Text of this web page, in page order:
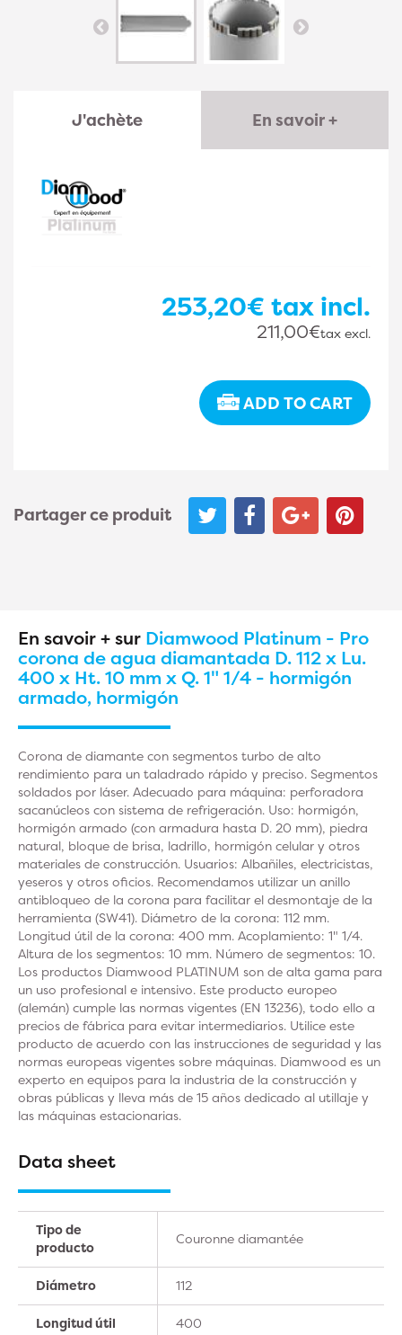
J'achète En savoir +
253,20€ tax incl.
211,00€tax excl.
ADD TO CART
Partager ce produit
En savoir + sur Diamwood Platinum - Pro
corona de agua diamantada D. 112 x Lu.
400 x Ht. 10 mm x Q. 1" 1/4 - hormigón
armado, hormigón
Corona de diamante con segmentos turbo de alto
rendimiento para un taladrado rápido y preciso. Segmentos
soldados por láser. Adecuado para máquina: perforadora
sacanúcleos con sistema de refrigeración. Uso: hormigón,
hormigón armado (con armadura hasta D. 20 mm), piedra
natural, bloque de brisa, ladrillo, hormigón celular y otros
materiales de construcción. Usuarios: Albañiles, electricistas,
yeseros y otros oficios. Recomendamos utilizar un anillo
antibloqueo de la corona para facilitar el desmontaje de la
herramienta (SW41). Diámetro de la corona: 112 mm.
Longitud útil de la corona: 400 mm. Acoplamiento: 1" 1/4.
Altura de los segmentos: 10 mm. Número de segmentos: 10.
Los productos Diamwood PLATINUM son de alta gama para
un uso profesional e intensivo. Este producto europeo
(alemán) cumple las normas vigentes (EN 13236), todo ello a
precios de fábrica para evitar intermediarios. Utilice este
producto de acuerdo con las instrucciones de seguridad y las
normas europeas vigentes sobre máquinas. Diamwood es un
experto en equipos para la industria de la construcción y
obras públicas y lleva más de 15 años dedicado al utillaje y
las máquinas estacionarias.
Data sheet
Tipo de
producto
Couronne diamantée
Diámetro 112
Longitud útil 400